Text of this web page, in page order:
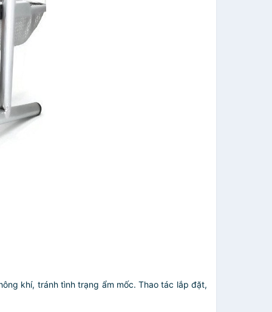
khí, tránh tình trạng ẩm mốc. Thao tác lắp đặt,